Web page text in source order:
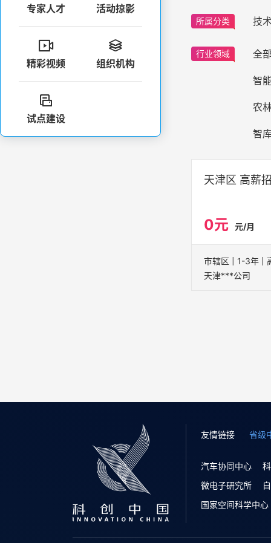
专家人才 活动掠影

精彩视频

组织机构

试点建设
所属分类 技
行业领域 全
智
农
智
天津区 高薪
0元 元/月
天津***公司
友情链接 省级
汽车协同中心
微电子研究所
国家空间科学中心